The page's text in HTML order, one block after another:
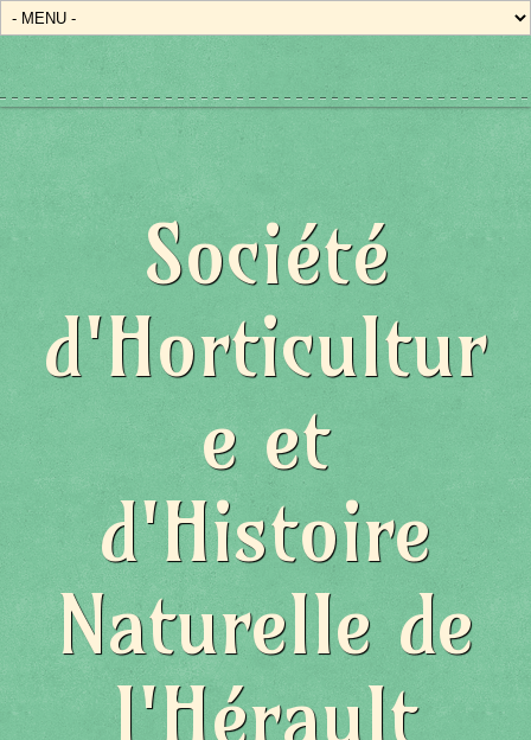
Société
d'Horticultur
e et
d'Histoire
Naturelle de
l'Hérault